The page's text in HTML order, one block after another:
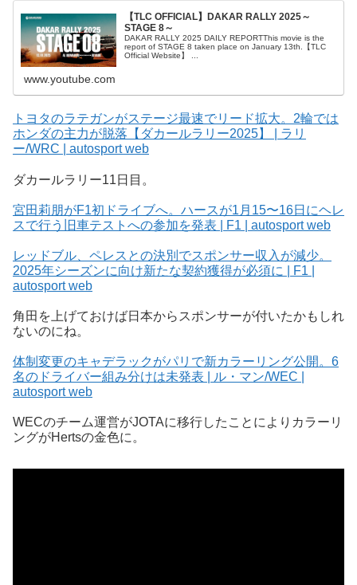
【TLC OFFICIAL】DAKAR RALLY 2025～
STAGE 8～
DAKAR RALLY 2025 DAILY REPORTThis movie is the
report of STAGE 8 taken place on January 13th.【TLC
Official Website】 ...
www.youtube.com
トヨタのラテガンがステージ最速でリード拡大。2輪では
ホンダの主力が脱落【ダカールラリー2025】 | ラリ
ー/WRC | autosport web
ダカールラリー11日目。
宮田莉朋がF1初ドライブへ。ハースが1月15〜16日にヘレ
スで行う旧車テストへの参加を発表 | F1 | autosport web
レッドブル、ペレスとの決別でスポンサー収入が減少。
2025年シーズンに向け新たな契約獲得が必須に | F1 |
autosport web
角田を上げておけば日本からスポンサーが付いたかもしれ
ないのにね。
体制変更のキャデラックがパリで新カラーリング公開。6
名のドライバー組み分けは未発表 | ル・マン/WEC |
autosport web
WECのチーム運営がJOTAに移行したことによりカラーリ
ングがHertsの金色に。